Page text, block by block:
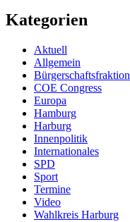
Kategorien
Aktuell
Allgemein
Bürgerschaftsfraktion
COE Congress
Europa
Hamburg
Harburg
Innenpolitik
Internationales
SPD
Sport
Termine
Video
Wahlkreis Harburg